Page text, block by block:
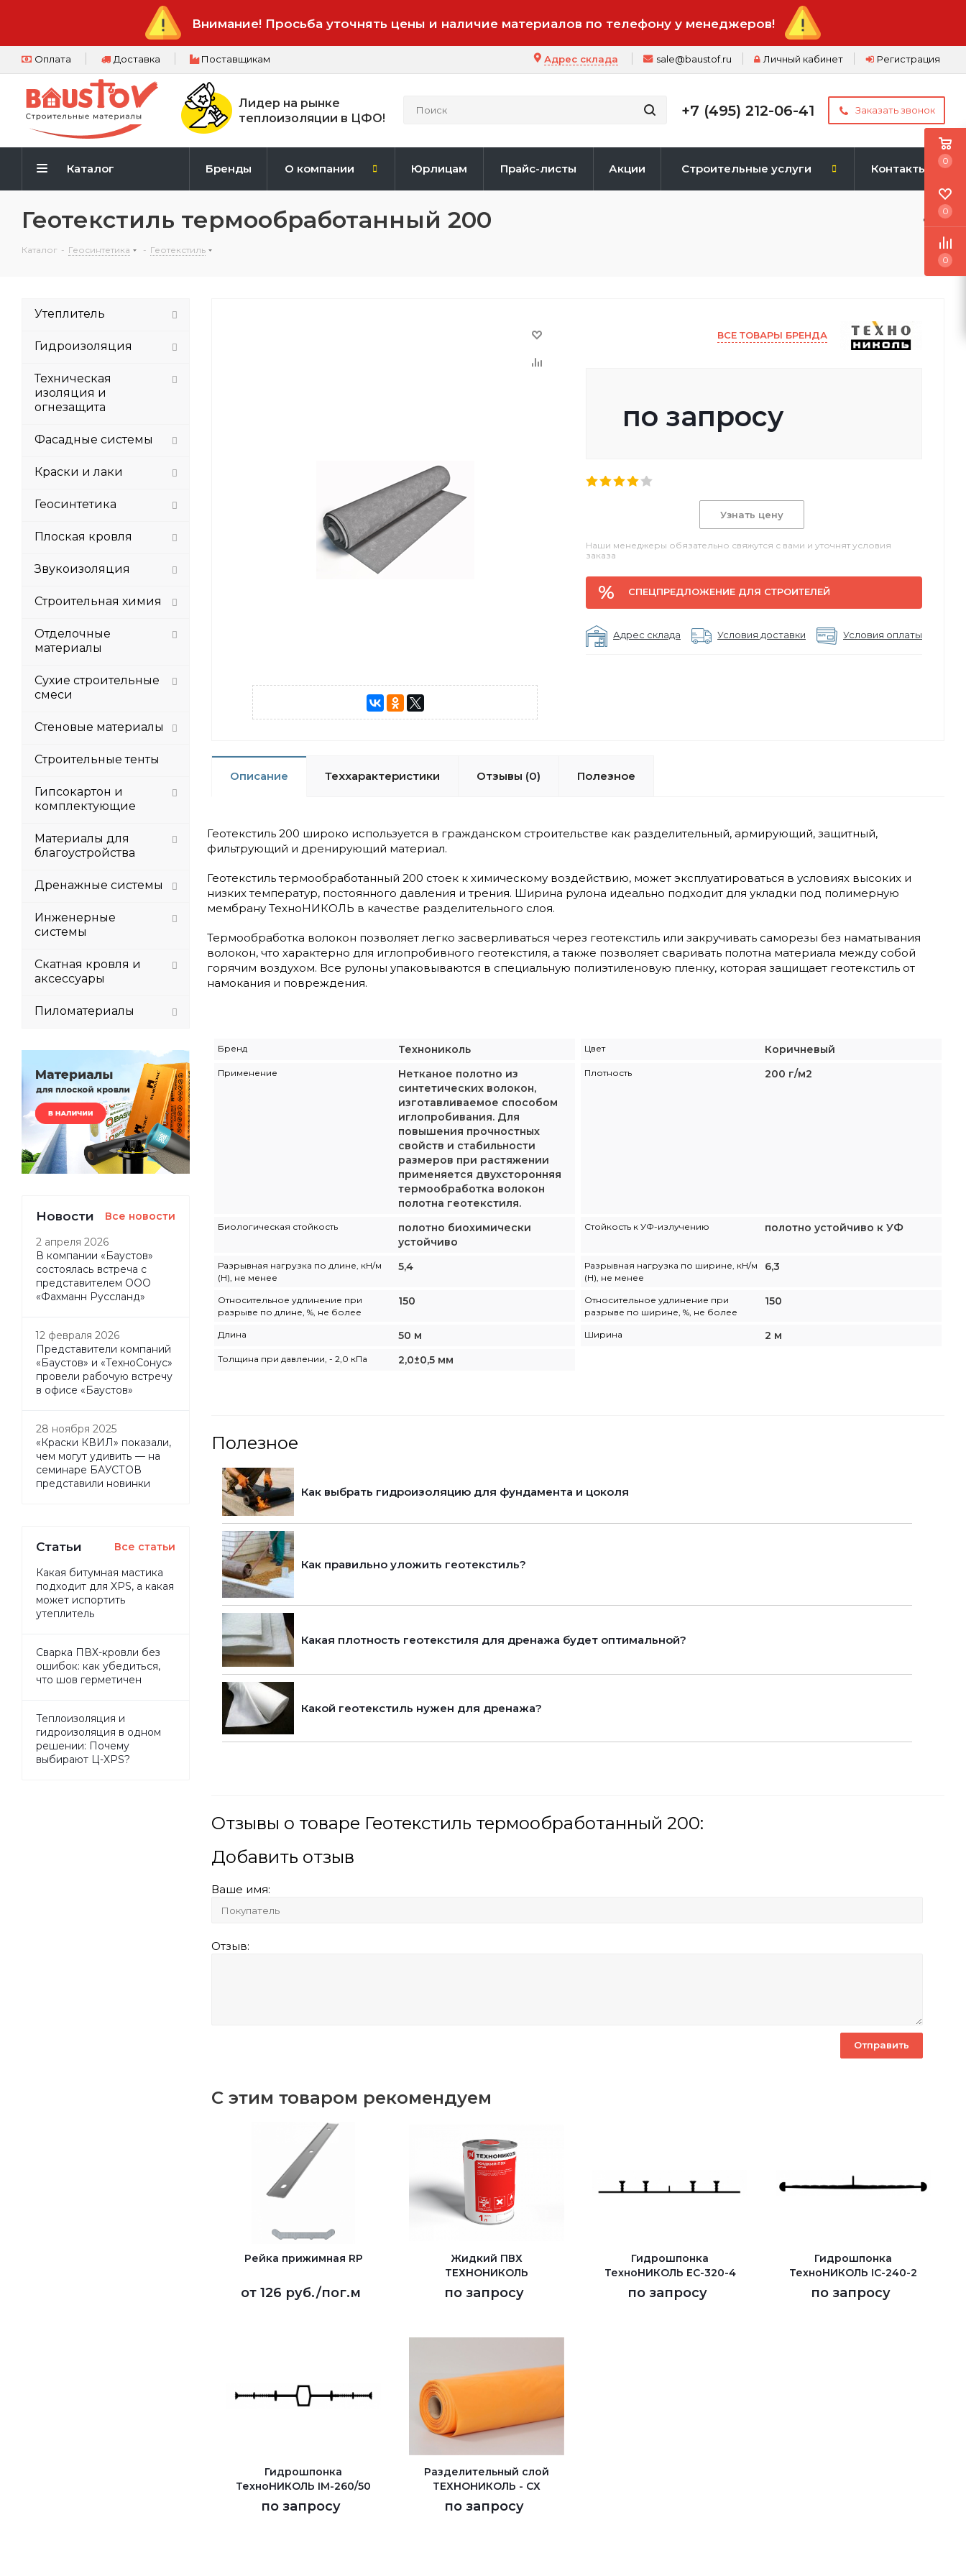
Внимание! Просьба уточнять цены и наличие материалов по телефону у менеджеров!
Оплата Доставка Поставщикам Регистрация
Личный кабинет
sale@baustof.ru
Адрес склада
Лидер на рынке
теплоизоляции в ЦФО!
+7 (495) 212-06-41 Заказать звонок
Каталог Бренды О компании Юрлицам Прайс-листы Акции Строительные услуги Контакты
Геотекстиль термообработанный 200
Каталог - Геосинтетика - Геотекстиль
ВСЕ ТОВАРЫ БРЕНДА
по запросу
Узнать цену
Наши менеджеры обязательно свяжутся с вами и уточнят условия
заказа
СПЕЦПРЕДЛОЖЕНИЕ ДЛЯ СТРОИТЕЛЕЙ
Адрес склада Условия доставки Условия оплаты
Описание Теххарактеристики Отзывы (0) Полезное
Геотекстиль 200 широко используется в гражданском строительстве как разделительный, армирующий, защитный,
фильтрующий и дренирующий материал.
Геотекстиль термообработанный 200 стоек к химическому воздействию, может эксплуатироваться в условиях высоких и
низких температур, постоянного давления и трения. Ширина рулона идеально подходит для укладки под полимерную
мембрану ТехноНИКОЛЬ в качестве разделительного слоя.
Термообработка волокон позволяет легко засверливаться через геотекстиль или закручивать саморезы без наматывания
волокон, что характерно для иглопробивного геотекстиля, а также позволяет сваривать полотна материала между собой
горячим воздухом. Все рулоны упаковываются в специальную полиэтиленовую пленку, которая защищает геотекстиль от
намокания и повреждения.
Бренд Технониколь Цвет Коричневый
Применение
Нетканое полотно из
синтетических волокон,
изготавливаемое способом
иглопробивания. Для
повышения прочностных
свойств и стабильности
размеров при растяжении
применяется двухсторонняя
термообработка волокон
полотна геотекстиля.
Плотность 200 г/м2
Биологическая стойкость
полотно биохимически
устойчиво
Стойкость к УФ-излучению полотно устойчиво к УФ
Разрывная нагрузка по длине, кH/м
(Н), не менее
5,4
Разрывная нагрузка по ширине, кH/м
(Н), не менее
6,3
Относительное удлинение при
разрыве по длине, %, не более
150
Относительное удлинение при
разрыве по ширине, %, не более
150
Длина 50 м Ширина 2 м
Толщина при давлении, - 2,0 кПа 2,0±0,5 мм
Полезное
Как выбрать гидроизоляцию для фундамента и цоколя
Как правильно уложить геотекстиль?
Какая плотность геотекстиля для дренажа будет оптимальной?
Какой геотекстиль нужен для дренажа?
Отзывы о товаре Геотекстиль термообработанный 200:
Добавить отзыв
Ваше имя:
Отзыв:
С этим товаром рекомендуем
Рейка прижимная RP
от 126 руб./пог.м
Жидкий ПВХ
ТЕХНОНИКОЛЬ
по запросу
Гидрошпонка
ТехноНИКОЛЬ EC-320-4
по запросу
Гидрошпонка
ТехноНИКОЛЬ IC-240-2
по запросу
Гидрошпонка
ТехноНИКОЛЬ IM-260/50
по запросу
Разделительный слой
ТЕХНОНИКОЛЬ - СХ
по запросу
Утеплитель
Гидроизоляция
Техническая
изоляция и
огнезащита
Фасадные системы
Краски и лаки
Геосинтетика
Плоская кровля
Звукоизоляция
Строительная химия
Отделочные
материалы
Сухие строительные
смеси
Стеновые материалы
Строительные тенты
Гипсокартон и
комплектующие
Материалы для
благоустройства
Дренажные системы
Инженерные
системы
Скатная кровля и
аксессуары
Пиломатериалы
Новости Все новости
2 апреля 2026
В компании «Баустов»
состоялась встреча с
представителем ООО
«Фахманн Руссланд»
12 февраля 2026
Представители компаний
«Баустов» и «ТехноСонус»
провели рабочую встречу
в офисе «Баустов»
28 ноября 2025
«Краски КВИЛ» показали,
чем могут удивить — на
семинаре БАУСТОВ
представили новинки
Статьи Все статьи
Какая битумная мастика
подходит для XPS, а какая
может испортить
утеплитель
Сварка ПВХ-кровли без
ошибок: как убедиться,
что шов герметичен
Теплоизоляция и
гидроизоляция в одном
решении: Почему
выбирают Ц-XPS?
0
0
0